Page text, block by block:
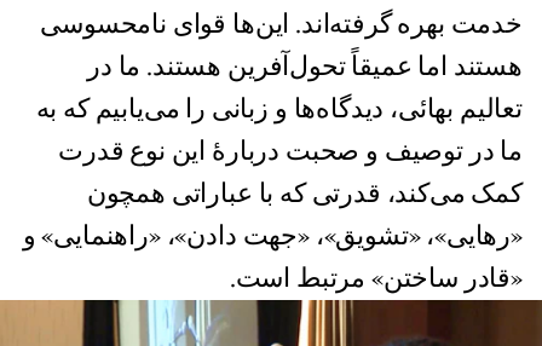
خدمت بهره گرفته‌اند. این‌ها قوای نامحسوسی
هستند اما عمیقاً تحول‌آفرین هستند. ما در
تعالیم بهائی، دیدگاه‌ها و زبانی را می‌یابیم که به
ما در توصیف و صحبت دربارۀ این نوع قدرت
کمک می‌کند، قدرتی که با عباراتی همچون
«رهایی»، «تشویق»، «جهت دادن»، «راهنمایی» و
«قادر ساختن» مرتبط است.